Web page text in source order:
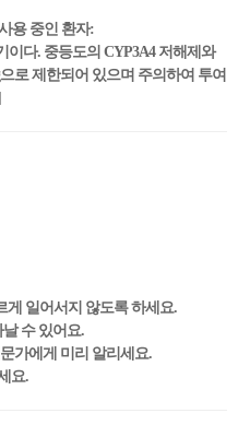
용 중인 환자:
이다. 중등도의 CYP3A4 저해제와
로 제한되어 있으며 주의하여 투여
게 일어서지 않도록 하세요.
수 있어요.
가에게 미리 알리세요.
요.